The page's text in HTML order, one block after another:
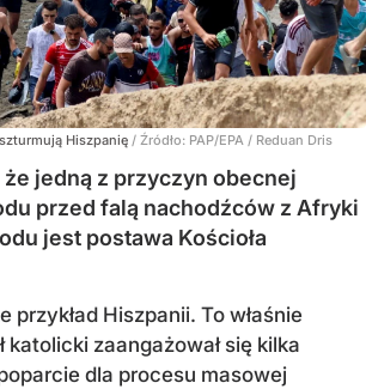
Hiszpanię / Źródło: PAP/EPA / Reduan Dris
jedną z przyczyn obecnej
przed falą nachodźców z Afryki
jest postawa Kościoła
przykład Hiszpanii. To właśnie
katolicki zaangażował się kilka
dla procesu masowej